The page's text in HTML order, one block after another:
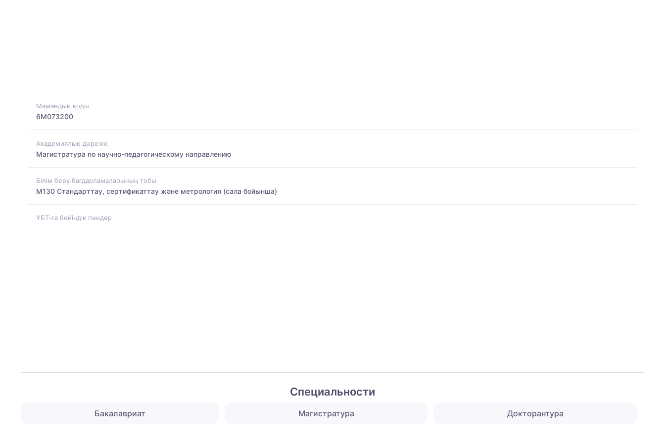
Мамандық коды
6M073200
Академиялық дәреже
Магистратура по научно-педагогическому направлению
Білім беру бағдарламаларының тобы
M130 Стандарттау, сертификаттау және метрология (сала бойынша)
ҰБТ-ға бейіндік пәндер
Специальности
Бакалавриат Магистратура Докторантура